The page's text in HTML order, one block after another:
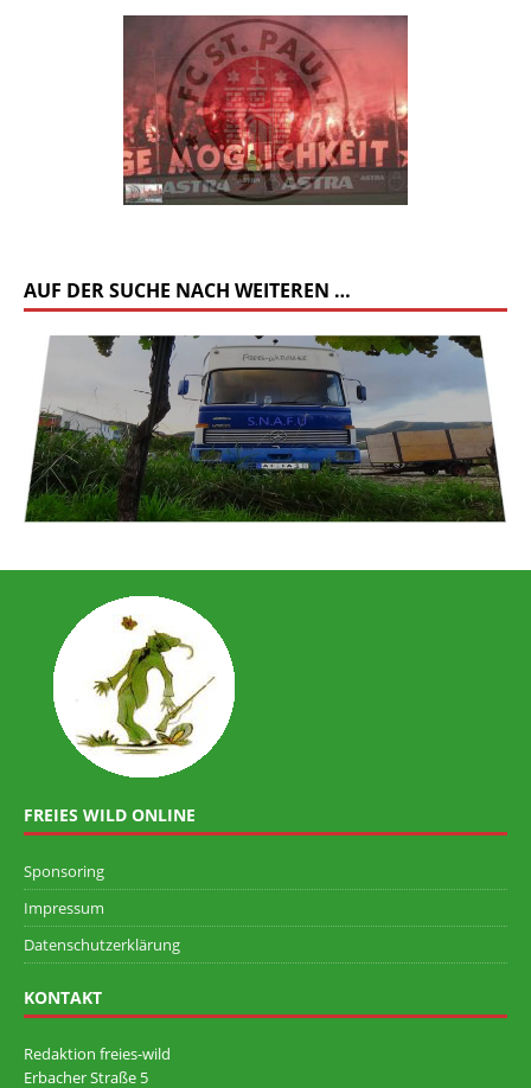
AUF DER SUCHE NACH WEITEREN …
FREIES WILD ONLINE
Sponsoring
Impressum
Datenschutzerklärung
KONTAKT
Redaktion freies-wild
Erbacher Straße 5